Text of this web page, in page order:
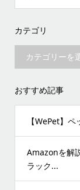
カテゴリ
おすすめ記事
【WePet】
Amazonを解
ラック...